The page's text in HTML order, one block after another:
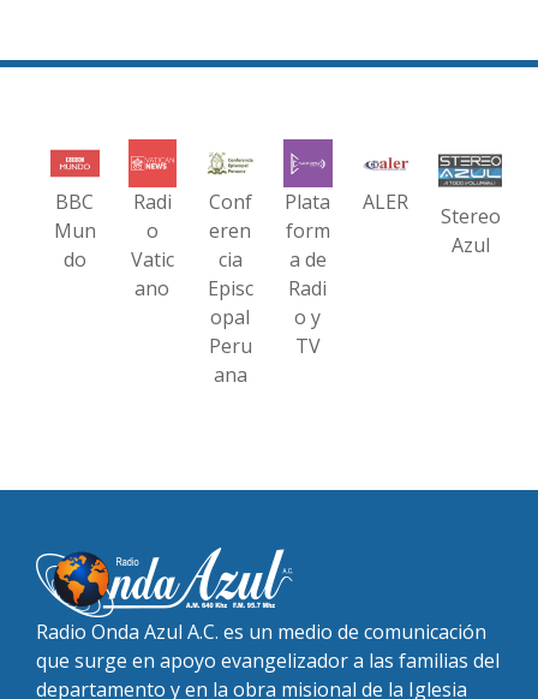
BBC
Mun
do
Radi
o
Vatic
ano
Conf
eren
cia
Episc
opal
Peru
ana
Plata
form
a de
Radi
o y
TV
ALER
Stereo
Azul
Radio Onda Azul A.C. es un medio de comunicación
que surge en apoyo evangelizador a las familias del
departamento y en la obra misional de la Iglesia